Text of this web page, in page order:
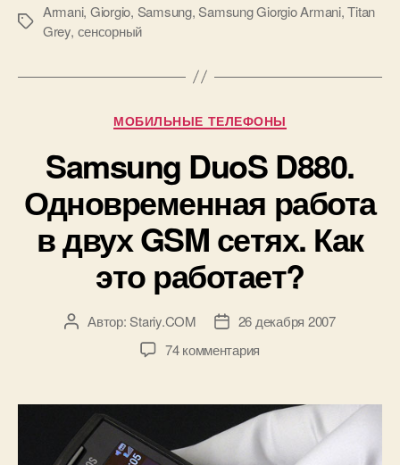
версии
Метки
Armani, Giorgio, Samsung,Samsung Giorgio Armani,Titan
Grey, сенсорный
Рубрики
МОБИЛЬНЫЕ ТЕЛЕФОНЫ
Samsung DuoS D880.
Одновременная работа
в двух GSM сетях. Как
это работает?
АвторАвтор:Stariy.COM
Дата26 декабря 2007
74 комментария
DuoS
Одновременная